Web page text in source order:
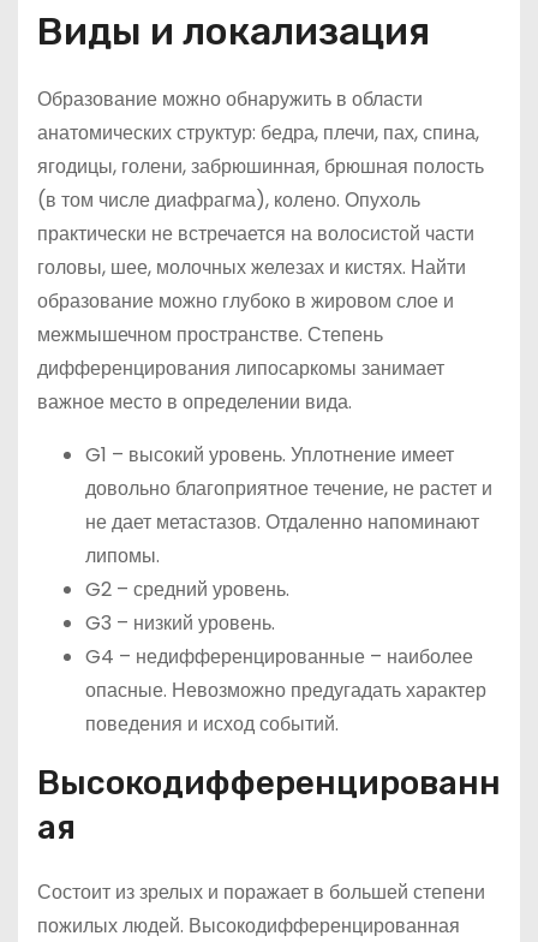
Виды и локализация
Образование можно обнаружить в области
анатомических структур: бедра, плечи, пах, спина,
ягодицы, голени, забрюшинная, брюшная полость
(в том числе диафрагма), колено. Опухоль
практически не встречается на волосистой части
головы, шее, молочных железах и кистях. Найти
образование можно глубоко в жировом слое и
межмышечном пространстве. Степень
дифференцирования липосаркомы занимает
важное место в определении вида.
G1 – высокий уровень. Уплотнение имеет
довольно благоприятное течение, не растет и
не дает метастазов. Отдаленно напоминают
липомы.
G2 – средний уровень.
G3 – низкий уровень.
G4 – недифференцированные – наиболее
опасные. Невозможно предугадать характер
поведения и исход событий.
Высокодифференцированн
ая
Состоит из зрелых и поражает в большей степени
пожилых людей. Высокодифференцированная